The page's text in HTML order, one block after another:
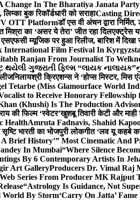
Change In The Bharatiya Janata
बुक रिकॉर्डधारी को सराहाCasting
OTT Platformडॉ एस वी अंचन द्वारा
का ‘असर ये तेरा’ जीत रहा दिलएक्ट्रेस
एसएफसी म्यूजिक पर हुआ रिलीज, बारिश में
International Film Festival In
Ranjan From Journalist To
થયેલી ગુજરાતી ફિલ્મ “લાયક
निलायश्री क्रिएशन्स ने ‘होप्स मिस्टर, मिस
Tetarbe (Miss Glamourface World
to Receive Honorary
(Khushi) Is The Production
की फिल्म ‘स्वेटर’खुशबू तिवारी केटी और माही
HealthAmruta Fadnavis, Shahid
सृष्टि भारती का भोजपुरी लोकगीत ‘लव यू कहबे
Brief History’” Most Cinematic And
In Mumbai“Where Silence
By 6 Contemporary Artists In
Art GalleryProducers Dr. Vimal Raj
Series From Producer MK Rajput
“Astrology Is Guidance, Not
World By Storm‘Carry On Jatta’